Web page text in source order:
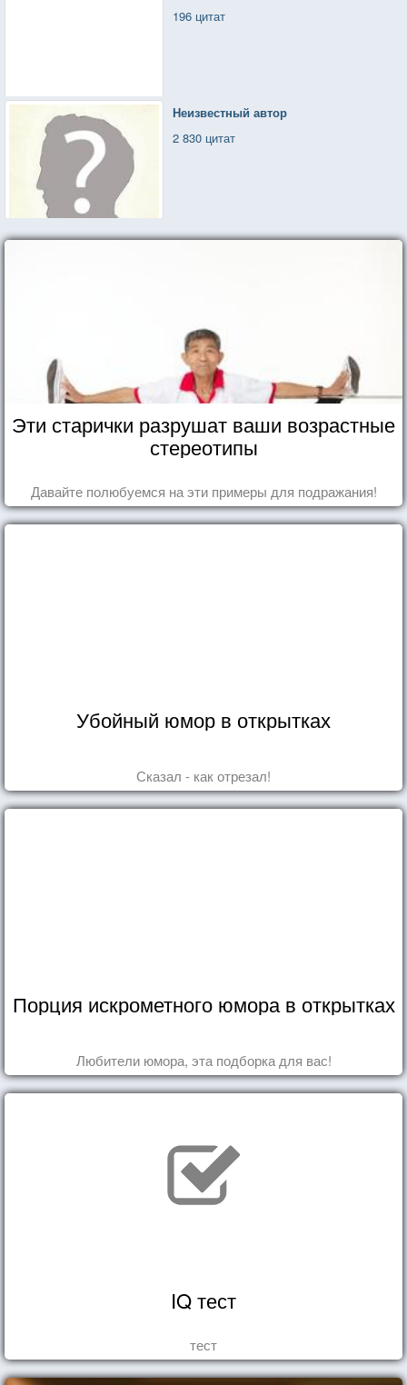
196 цитат
Неизвестный автор
2 830 цитат
Эти старички разрушат ваши возрастные
стереотипы
Давайте полюбуемся на эти примеры для подражания!
Убойный юмор в открытках
Сказал - как отрезал!
Порция искрометного юмора в открытках
Любители юмора, эта подборка для вас!
IQ тест
тест